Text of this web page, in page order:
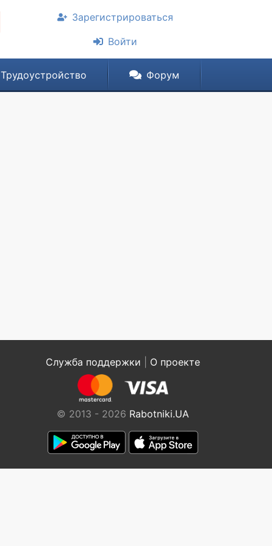
Зарегистрироваться
Войти
Трудоустройство Форум
Служба поддержки О проекте
© 2013 - 2026 Rabotniki.UA